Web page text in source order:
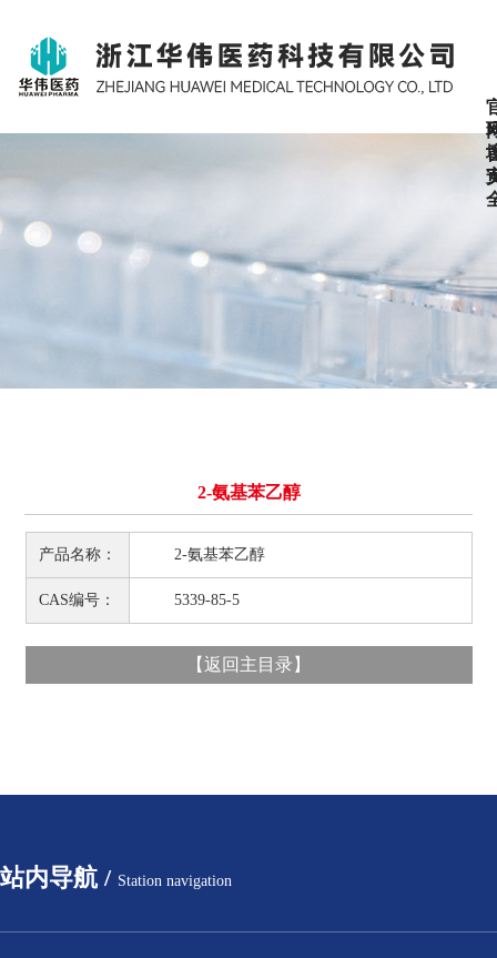
2-氨基苯乙醇
产品名称： 2-氨基苯乙醇
CAS编号： 5339-85-5
【返回主目录 】
站内导航 / Station navigation